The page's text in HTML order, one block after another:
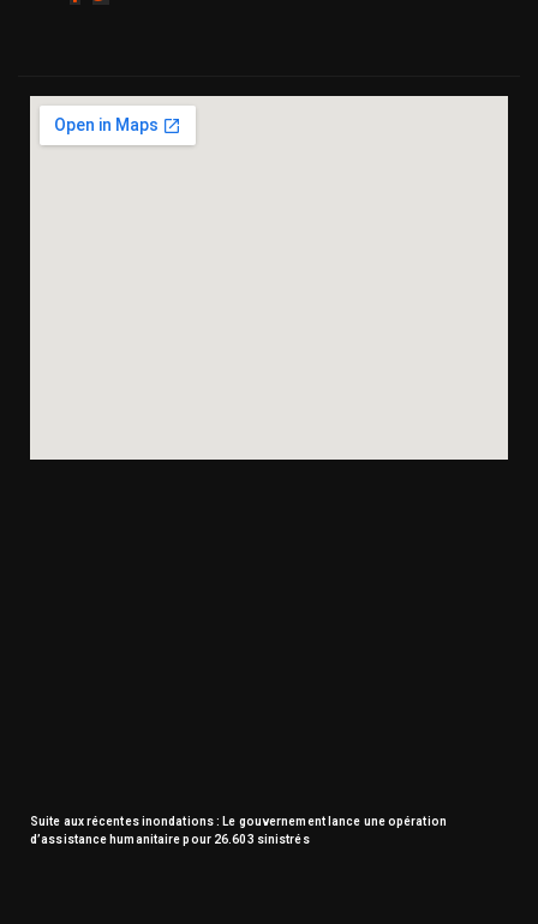
Suite aux récentes inondations : Le gouvernement lance une opération
d’assistance humanitaire pour 26.603 sinistrés